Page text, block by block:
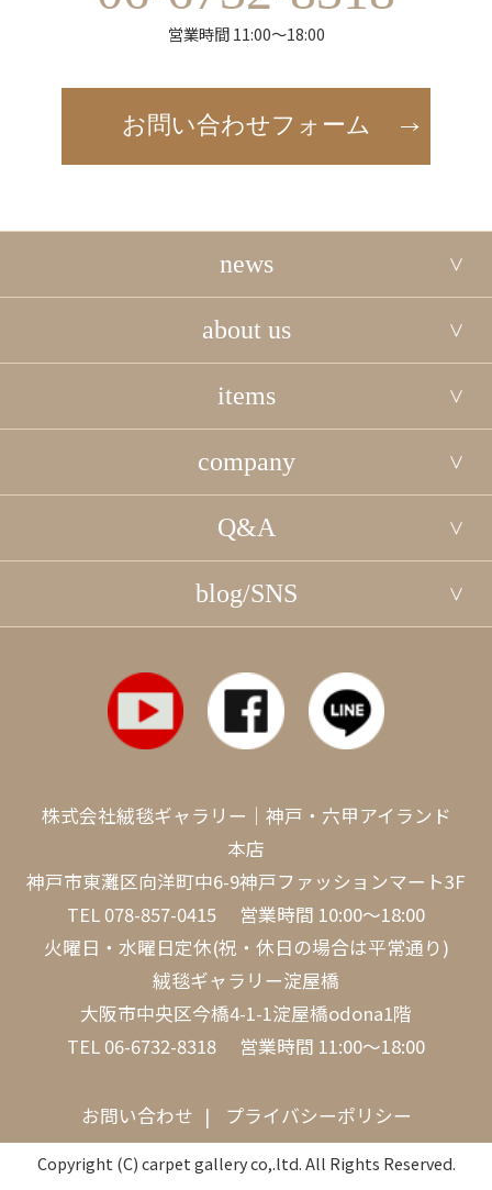
営業時間 11:00～18:00
お問い合わせフォーム
news
about us
items
company
Q&A
blog/SNS
株式会社絨毯ギャラリー｜神戸・六甲アイランド
本店
神戸市東灘区向洋町中6-9神戸ファッションマート3F
TEL 078-857-0415 営業時間 10:00～18:00
火曜日・水曜日定休(祝・休日の場合は平常通り)
絨毯ギャラリー淀屋橋
大阪市中央区今橋4-1-1淀屋橋odona1階
TEL 06-6732-8318 営業時間 11:00～18:00
お問い合わせ プライバシーポリシー
Copyright (C) carpet gallery co,.ltd. All Rights Reserved.